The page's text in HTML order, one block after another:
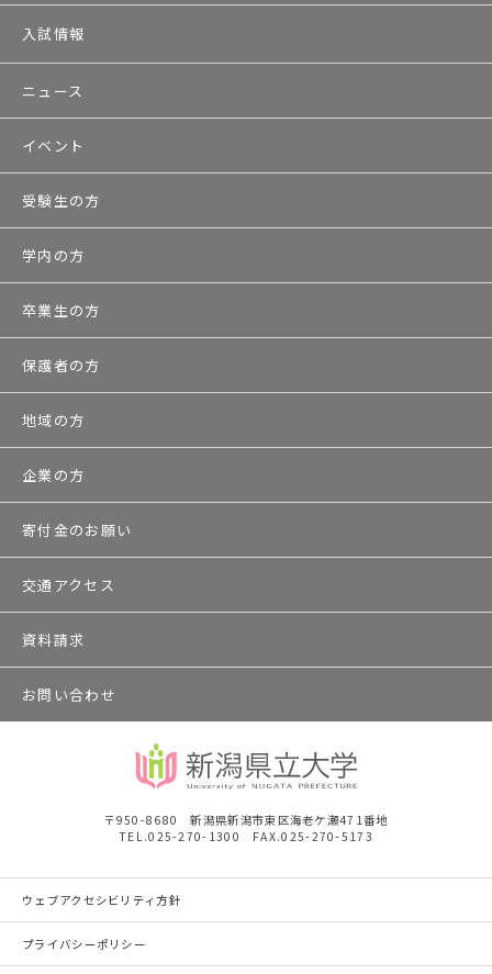
入試情報
ニュース
イベント
受験生の方
学内の方
卒業生の方
保護者の方
地域の方
企業の方
寄付金のお願い
交通アクセス
資料請求
お問い合わせ
〒950-8680 新潟県新潟市東区海老ケ瀬471番地
TEL.025-270-1300 FAX.025-270-5173
ウェブアクセシビリティ方針
プライバシーポリシー